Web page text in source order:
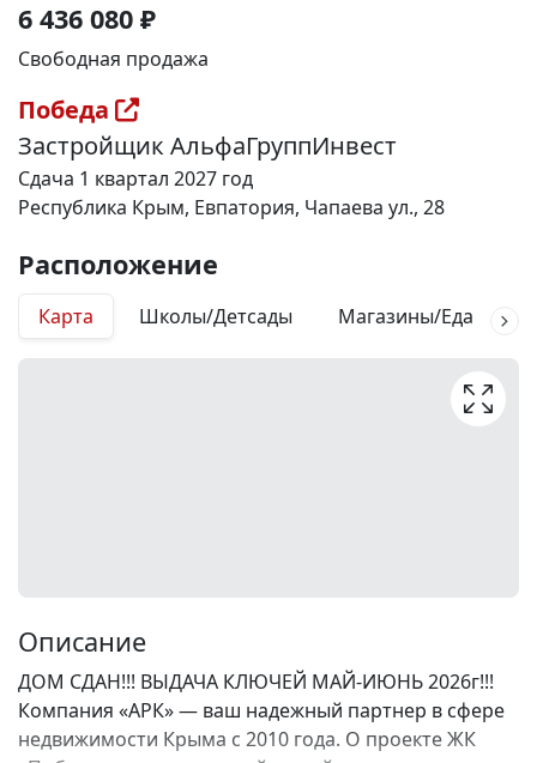
6 436 080 ₽
Свободная продажа
Победа
Застройщик АльфаГруппИнвест
Сдача 1 квартал 2027 год
Республика Крым, Евпатория, Чапаева ул., 28
Расположение
Карта Школы/Детсады Магазины/Еда
Описание
ДОМ СДАН!!! ВЫДАЧА КЛЮЧЕЙ МАЙ-ИЮНЬ 2026г!!!
Компания «АРК» — ваш надежный партнер в сфере
недвижимости Крыма с 2010 года. О проекте ЖК